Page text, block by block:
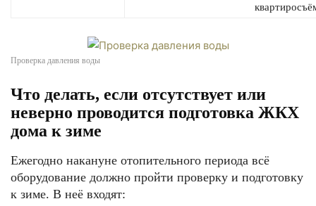
Проверка давления воды
Что делать, если отсутствует или
неверно проводится подготовка ЖКХ
дома к зиме
Ежегодно накануне отопительного периода всё
оборудование должно пройти проверку и подготовку
к зиме. В неё входят: